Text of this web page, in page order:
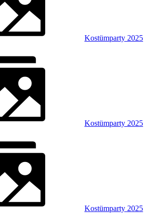
Kostümparty 2025
Kostümparty 2025
Kostümparty 2025